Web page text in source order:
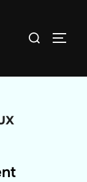
Rechercher :